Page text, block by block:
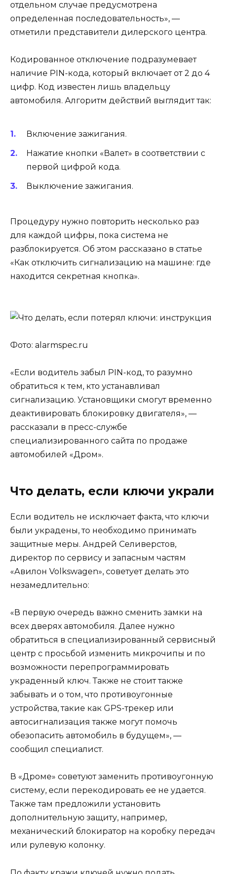
отдельном случае предусмотрена
определенная последовательность», —
отметили представители дилерского центра.
Кодированное отключение подразумевает
наличие PIN-кода, который включает от 2 до 4
цифр. Код известен лишь владельцу
автомобиля. Алгоритм действий выглядит так:
Включение зажигания.
Нажатие кнопки «Валет» в соответствии с
первой цифрой кода.
Выключение зажигания.
Процедуру нужно повторить несколько раз
для каждой цифры, пока система не
разблокируется. Об этом рассказано в статье
«Как отключить сигнализацию на машине: где
находится секретная кнопка».
Фото: alarmspec.ru
«Если водитель забыл PIN-код, то разумно
обратиться к тем, кто устанавливал
сигнализацию. Установщики смогут временно
деактивировать блокировку двигателя», —
рассказали в пресс-службе
специализированного сайта по продаже
автомобилей «Дром».
Что делать, если ключи украли
Если водитель не исключает факта, что ключи
были украдены, то необходимо принимать
защитные меры. Андрей Селиверстов,
директор по сервису и запасным частям
«Авилон Volkswagen», советует делать это
незамедлительно:
«В первую очередь важно сменить замки на
всех дверях автомобиля. Далее нужно
обратиться в специализированный сервисный
центр с просьбой изменить микрочипы и по
возможности перепрограммировать
украденный ключ. Также не стоит также
забывать и о том, что противоугонные
устройства, такие как GPS-трекер или
автосигнализация также могут помочь
обезопасить автомобиль в будущем», —
сообщил специалист.
В «Дроме» советуют заменить противоугонную
систему, если перекодировать ее не удается.
Также там предложили установить
дополнительную защиту, например,
механический блокиратор на коробку передач
или рулевую колонку.